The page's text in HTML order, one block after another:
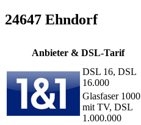
24647 Ehndorf
Anbieter & DSL-Tarif
DSL 16, DSL
16.000
Glasfaser 1000
mit TV, DSL
1.000.000